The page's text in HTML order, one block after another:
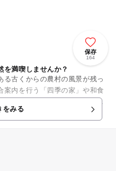
保存
164
を満喫しませんか？
る古くからの農村の風景が残っ
案内を行う「四季の家」や和食
、釣り堀、熊野池、ゴルフのシ
をみる